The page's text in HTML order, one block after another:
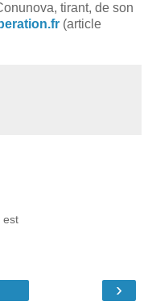
tirant, de son
(article
est
›